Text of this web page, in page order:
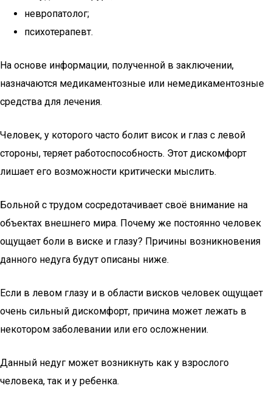
невропатолог;
психотерапевт.
На основе информации, полученной в заключении,
назначаются медикаментозные или немедикаментозные
средства для лечения.
Человек, у которого часто болит висок и глаз с левой
стороны, теряет работоспособность. Этот дискомфорт
лишает его возможности критически мыслить.
Больной с трудом сосредотачивает своё внимание на
объектах внешнего мира. Почему же постоянно человек
ощущает боли в виске и глазу? Причины возникновения
данного недуга будут описаны ниже.
Если в левом глазу и в области висков человек ощущает
очень сильный дискомфорт, причина может лежать в
некотором заболевании или его осложнении.
Данный недуг может возникнуть как у взрослого
человека, так и у ребенка.